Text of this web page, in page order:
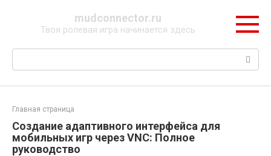
mudconnector.ru
Твоя ролевая игра начинается здесь
Поиск:
Главная страница
Создание адаптивного интерфейса для
мобильных игр через VNC: Полное
руководство